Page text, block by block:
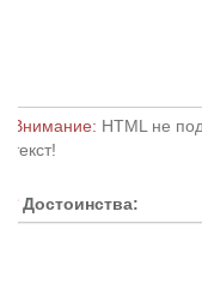
Внимание: HTML не
текст!
Достоинства: